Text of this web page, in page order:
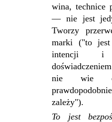
wina, technice
— nie jest
Tworzy
marki ("to jest
intencji
nie wie
zależy").
To jest